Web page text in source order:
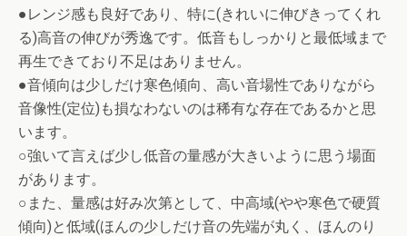
●レンジ感も良好であり、特に(きれいに伸びきってくれ
る)高音の伸びが秀逸です。低音もしっかりと最低域まで
再生できており不足はありません。
●音傾向は少しだけ寒色傾向、高い音場性でありながら
音像性(定位)も損なわないのは稀有な存在であるかと思
います。
○強いて言えば少し低音の量感が大きいように思う場面
があります。
○また、量感は好み次第として、中高域(やや寒色で硬質
傾向)と低域(ほんの少しだけ音の先端が丸く、ほんのり